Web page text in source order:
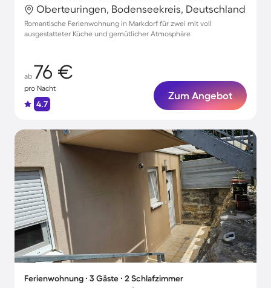
Oberteuringen, Bodenseekreis, Deutschland
Romantische Ferienwohnung in Markdorf für zwei mit voll
ausgestatteter Küche und gemütlicher Atmosphäre
ab 76 €
pro Nacht
4.7
Zum Angebot
Ferienwohnung ∙ 3 Gäste ∙ 2 Schlafzimmer